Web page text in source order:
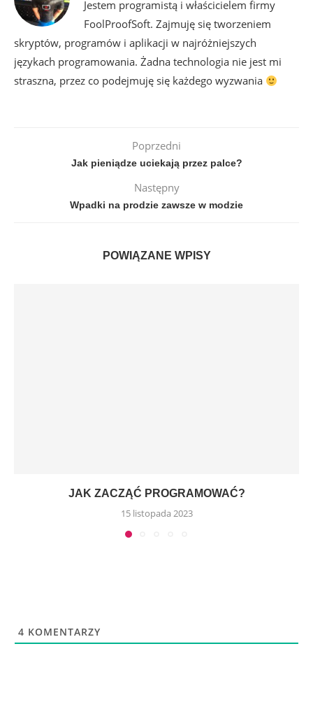
Jestem programistą i właścicielem firmy
FoolProofSoft. Zajmuję się tworzeniem
skryptów, programów i aplikacji w najróżniejszych
językach programowania. Żadna technologia nie jest mi
straszna, przez co podejmuję się każdego wyzwania
Poprzedni
Jak pieniądze uciekają przez palce?
Następny
Wpadki na prodzie zawsze w modzie
POWIĄZANE WPISY
JAK ZACZĄĆ PROGRAMOWAĆ?
15 listopada 2023
4 KOMENTARZY